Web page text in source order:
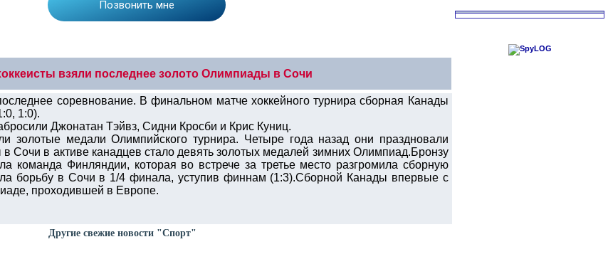
взяли последнее золото Олимпиады в Сочи
соревнование. В финальном матче хоккейного турнира сборная Канады
1:0).
Джонатан Тэйвз, Сидни Кросби и Крис Куниц.
золотые медали Олимпийского турнира. Четыре года назад они праздновали
Сочи в активе канадцев стало девять золотых медалей зимних Олимпиад.Бронзу
команда Финляндии, которая во встрече за третье место разгромила сборную
борьбу в Сочи в 1/4 финала, уступив финнам (1:3).Сборной Канады впервые с
проходившей в Европе.
Другие свежие новости "Спорт"